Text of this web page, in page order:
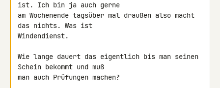
ist. Ich bin ja auch gerne
am Wochenende tagsüber mal draußen also macht
das nichts. Was ist
Windendienst.
Wie lange dauert das eigentlich bis man seinen
Schein bekommt und muß
man auch Prüfungen machen?